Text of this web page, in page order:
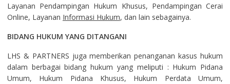
Layanan Pendampingan Hukum Khusus, Pendampingan Cerai
Online, Layanan Informasi Hukum, dan lain sebagainya.
BIDANG HUKUM YANG DITANGANI
LHS & PARTNERS juga memberikan penanganan kasus hukum
dalam berbagai bidang hukum yang meliputi : Hukum Pidana
Umum, Hukum Pidana Khusus, Hukum Perdata Umum,